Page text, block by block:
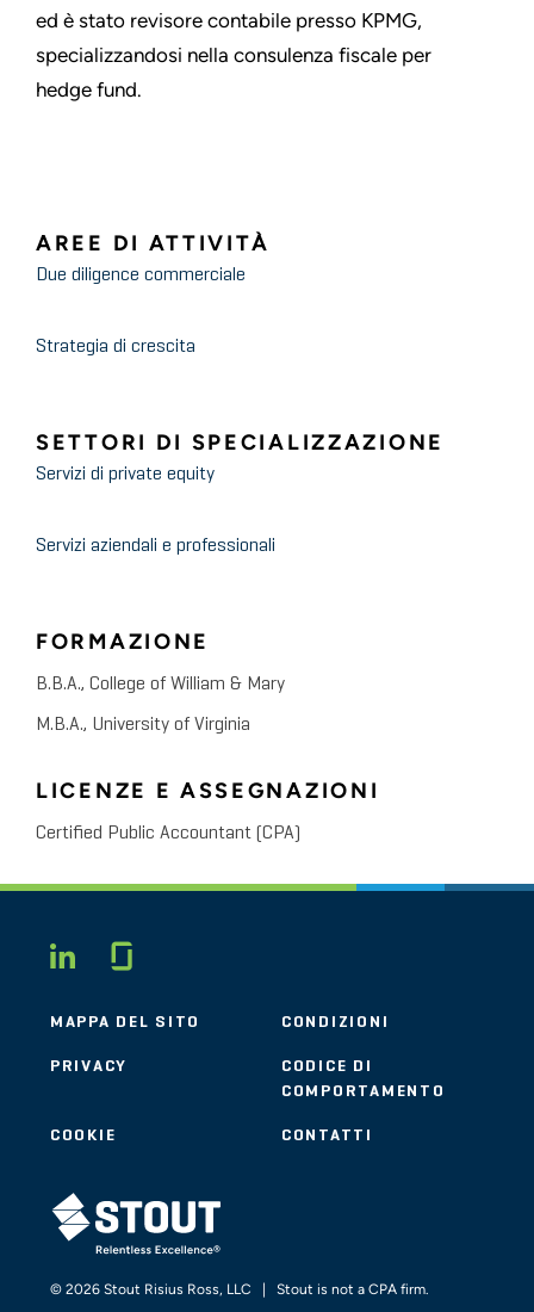
ed è stato revisore contabile presso KPMG,
specializzandosi nella consulenza fiscale per
hedge fund.
AREE DI ATTIVITÀ
Due diligence commerciale
Strategia di crescita
SETTORI DI SPECIALIZZAZIONE
Servizi di private equity
Servizi aziendali e professionali
FORMAZIONE
B.B.A., College of William & Mary
M.B.A., University of Virginia
LICENZE E ASSEGNAZIONI
Certified Public Accountant (CPA)
LINKEDIN
MAPPA DEL SITO CONDIZIONI
PRIVACY
CODICE DI
COMPORTAMENTO
COOKIE CONTATTI
STOUT LOGO
© 2026 Stout Risius Ross, LLC | Stout is not a CPA firm.